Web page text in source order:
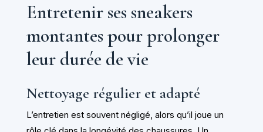
Entretenir ses sneakers
montantes pour prolonger
leur durée de vie
Nettoyage régulier et adapté
L’entretien est souvent négligé, alors qu’il joue un